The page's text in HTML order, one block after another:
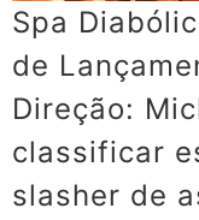
Spa
de
Direção:
classificar
slasher de